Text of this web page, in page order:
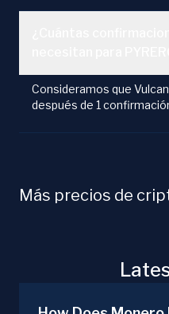
Consideramos que
después de 1
Más precios de